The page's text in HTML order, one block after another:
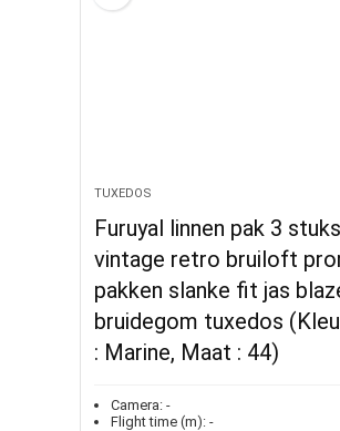
TUXEDOS
Furuyal linnen pak 3 stuks
vintage retro bruiloft
pakken slanke fit jas
bruidegom tuxedos
: Marine, Maat : 44)
Camera: -
Flight time (m): -